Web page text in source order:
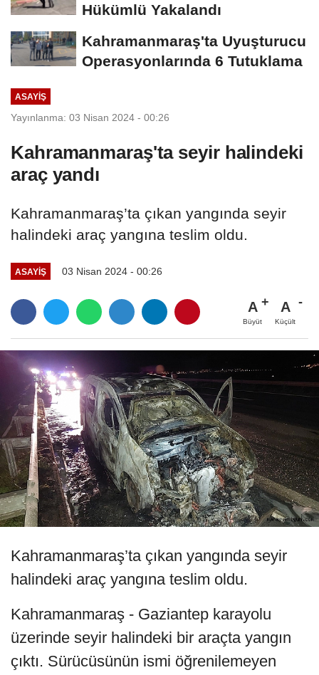
Hükümlü Yakalandı
Kahramanmaraş'ta Uyuşturucu
Operasyonlarında 6 Tutuklama
ASAYİŞ
Yayınlanma: 03 Nisan 2024 - 00:26
Kahramanmaraş'ta seyir halindeki
araç yandı
Kahramanmaraş’ta çıkan yangında seyir
halindeki araç yangına teslim oldu.
ASAYİŞ 03 Nisan 2024 - 00:26
A
Büyüt
A
Küçült
Kahramanmaraş’ta çıkan yangında seyir
halindeki araç yangına teslim oldu.
Kahramanmaraş - Gaziantep karayolu
üzerinde seyir halindeki bir araçta yangın
çıktı. Sürücüsünün ismi öğrenilemeyen